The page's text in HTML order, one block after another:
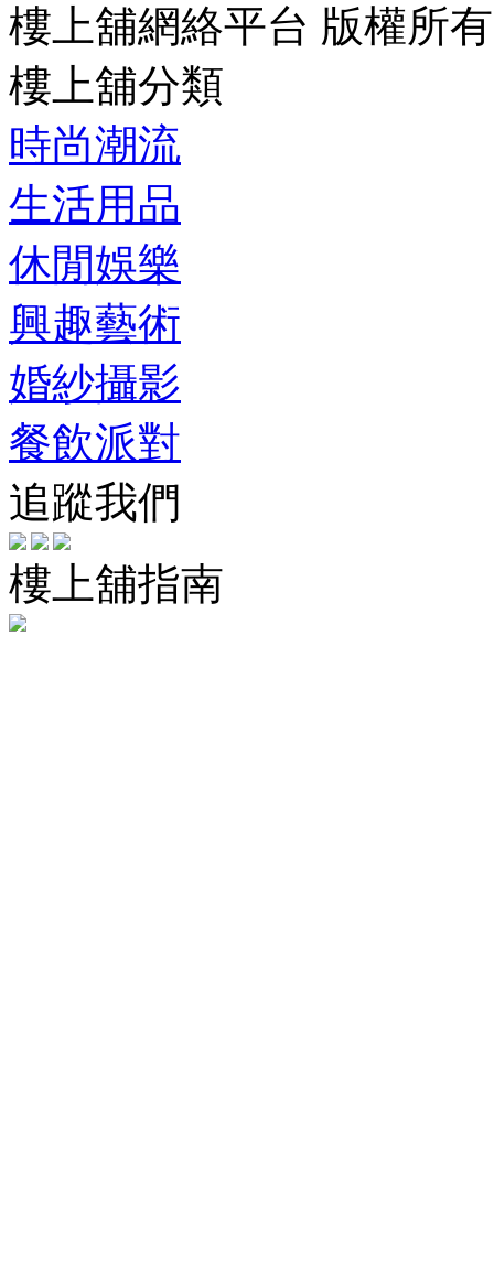
樓上舖網絡平台 版權所
樓上舖分類
時尚潮流
生活用品
休閒娛樂
興趣藝術
婚紗攝影
餐飲派對
追蹤我們
樓上舖指南